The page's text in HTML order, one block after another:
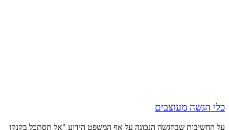
כלי הגשה מעוצבים
על החשיבות שבהגשה הנכונה על אף המשפט הידוע "אל תסתכל בקנקן